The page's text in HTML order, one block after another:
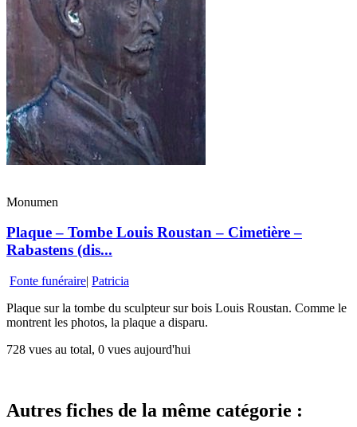
Monumen
Plaque – Tombe Louis Roustan – Cimetière –
Rabastens (dis...
Fonte funéraire| Patricia
Plaque sur la tombe du sculpteur sur bois Louis Roustan. Comme le
montrent les photos, la plaque a disparu.
728 vues au total, 0 vues aujourd'hui
Autres fiches de la même catégorie :